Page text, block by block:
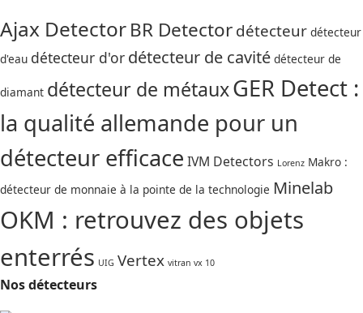
Ajax DetectorBR Detectordétecteur détecteur
d'eau détecteur d'or détecteur de cavité détecteur de
diamant détecteur de métauxGER Detect :
la qualité allemande pour un
détecteur efficace IVM Detectors Lorenz Makro :
détecteur de monnaie à la pointe de la technologie Minelab
OKM : retrouvez des objets
enterrés UIG Vertex vitran vx 10
Nos détecteurs